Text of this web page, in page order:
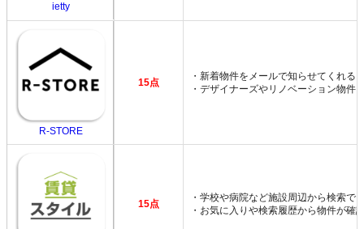
ietty
R-STORE
15点
・新着物件をメールで知らせてくれる
・デザイナーズやリノベーション物件
15点
・学校や病院など施設周辺から検索で
・お気に入りや検索履歴から物件が確